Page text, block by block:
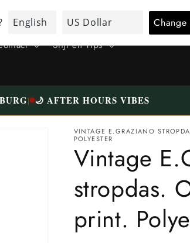
Stijl en Tips
| 🌙 AFTER HOURS VIBES
VINTAGE E.GRAZIANO
POLYESTER
Vintage
stropdas.
print.